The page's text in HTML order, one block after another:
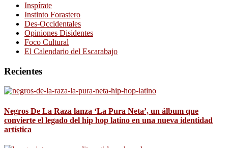
Inspírate
Instinto Forastero
Des-Occidentales
Opiniones Disidentes
Foco Cultural
El Calendario del Escarabajo
Recientes
Negros De La Raza lanza ‘La Pura Neta’, un álbum que
convierte el legado del hip hop latino en una nueva identidad
artística